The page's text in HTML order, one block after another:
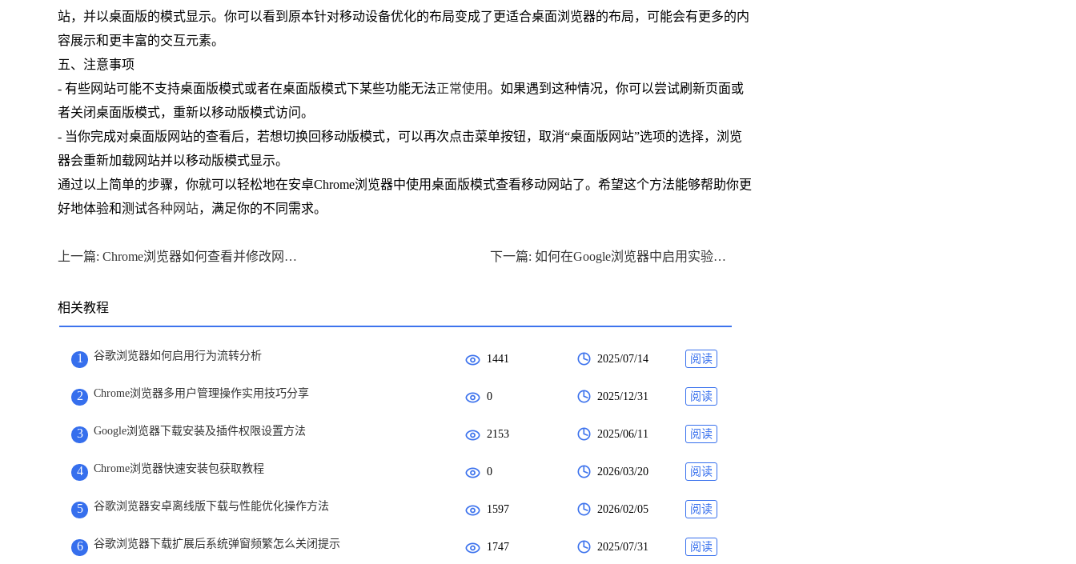
站，并以桌面版的模式显示。你可以看到原本针对移动设备优化的布局变成了更适合桌面浏览器的布局，可能会有更多的内
容展示和更丰富的交互元素。
五、注意事项
- 有些网站可能不支持桌面版模式或者在桌面版模式下某些功能无法正常使用。如果遇到这种情况，你可以尝试刷新页面或
者关闭桌面版模式，重新以移动版模式访问。
- 当你完成对桌面版网站的查看后，若想切换回移动版模式，可以再次点击菜单按钮，取消“桌面版网站”选项的选择，浏览
器会重新加载网站并以移动版模式显示。
通过以上简单的步骤，你就可以轻松地在安卓Chrome浏览器中使用桌面版模式查看移动网站了。希望这个方法能够帮助你更
好地体验和测试各种网站，满足你的不同需求。
上一篇: Chrome浏览器如何查看并修改网站的权限设置 下一篇: 如何在Google浏览器中启用实验性功能
相关教程
1 谷歌浏览器如何启用行为流转分析 1441 2025/07/14 阅读
2 Chrome浏览器多用户管理操作实用技巧分享 0 2025/12/31 阅读
3 Google浏览器下载安装及插件权限设置方法 2153 2025/06/11 阅读
4 Chrome浏览器快速安装包获取教程 0 2026/03/20 阅读
5 谷歌浏览器安卓离线版下载与性能优化操作方法 1597 2026/02/05 阅读
6 谷歌浏览器下载扩展后系统弹窗频繁怎么关闭提示 1747 2025/07/31 阅读